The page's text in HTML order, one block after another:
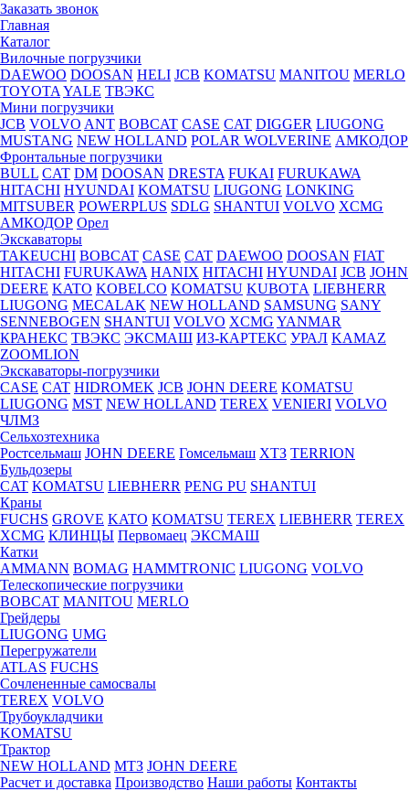
Заказать звонок
Главная
Каталог
Вилочные погрузчики
DAEWOO DOOSAN HELI JCB KOMATSU MANITOU MERLO
TOYOTA YALE ТВЭКС
Мини погрузчики
JCB VOLVO ANT BOBCAT CASE CAT DIGGER LIUGONG
MUSTANG NEW HOLLAND POLAR WOLVERINE АМКОДОР
Фронтальные погрузчики
BULL CAT DM DOOSAN DRESTA FUKAI FURUKAWA
HITACHI HYUNDAI KOMATSU LIUGONG LONKING
MITSUBER POWERPLUS SDLG SHANTUI VOLVO XCMG
АМКОДОР Орел
Экскаваторы
TAKEUCHI BOBCAT CASE CAT DAEWOO DOOSAN FIAT
HITACHI FURUKAWA HANIX HITACHI HYUNDAI JCB JOHN
DEERE KATO KOBELCO KOMATSU KUBOTА LIEBHERR
LIUGONG MECALAK NEW HOLLAND SAMSUNG SANY
SENNEBOGEN SHANTUI VOLVO XCMG YANMAR
КРАНЕКС ТВЭКС ЭКСМАШ ИЗ-КАРТЕКС УРАЛ KAMAZ
ZOOMLION
Экскаваторы-погрузчики
CASE CAT HIDROМEK JCB JOHN DEERE KOMATSU
LIUGONG MST NEW HOLLAND TEREX VENIERI VOLVO
ЧЛМЗ
Сельхозтехника
Ростсельмаш JOHN DEERE Гомсельмаш ХТЗ TERRION
Бульдозеры
CAT KOMATSU LIEBHERR PENG PU SHANTUI
Краны
FUCHS GROVE KATO KOMATSU TEREX LIEBHERR TEREX
XCMG КЛИНЦЫ Первомаец ЭКСМАШ
Катки
AMMANN BOMAG HAMMTRONIC LIUGONG VOLVO
Телескопические погрузчики
BOBCAT MANITOU MERLO
Грейдеры
LIUGONG UMG
Перегружатели
ATLAS FUCHS
Сочлененные самосвалы
TEREX VOLVO
Трубоукладчики
KOMATSU
Трактор
NEW HOLLAND МТЗ JOHN DEERE
Расчет и доставка Производство Наши работы Контакты